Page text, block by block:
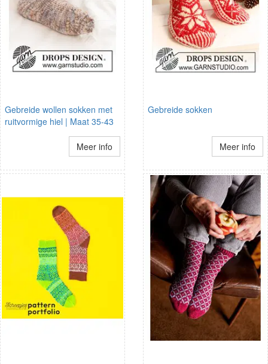
Gebreide wollen sokken met
ruitvormige hiel | Maat 35-43
Meer info
Gebreide sokken
Meer info